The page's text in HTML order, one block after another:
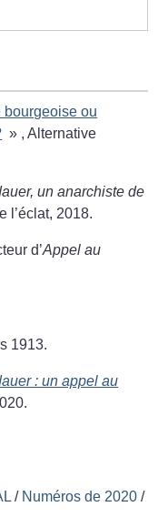
bourgeoise ou
» , Alternative
un anarchiste de
l’éclat, 2018.
d’Appel au
1913.
: un appel au
/ Numéros de 2020 /